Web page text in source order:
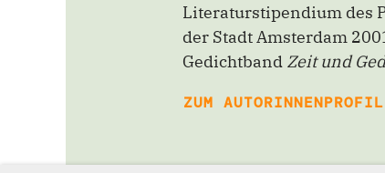
Literaturstipendium des
der Stadt Amsterdam
Gedichtband Zeit und
ZUM AUTORINNENPROFIL